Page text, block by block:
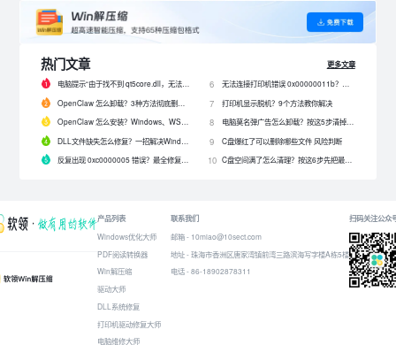
热门文章
更多文章
电脑提示“由于找不到 qt5core.dll，无法继续执行代码”？4 招快速修复！
OpenClaw 怎么卸载？3种方法彻底删除 OpenClaw 及残留数据
OpenClaw 怎么安装？Windows、WSL2 和网关配置完整教程
DLL文件缺失怎么修复？一招解决Windows启动报错问题！
反复出现 0xc0000005 错误？最全修复教程来了！
6
7 打印机显示脱机？9个方法教你解决
8
9 C盘爆红了可以删除哪些文件 风险判断
10
产品列表
Windows优化大师
PDF阅读转换器
Win解压缩
驱动大师
DLL系统修复
打印机驱动修复大师
电脑维修大师
联系我们
邮箱 - 10miao@10sect.com
地址 - 珠海市香洲区唐家湾镇前湾三路滨海写字楼A栋5楼
电话 - 86-18902878311
扫码关注公众